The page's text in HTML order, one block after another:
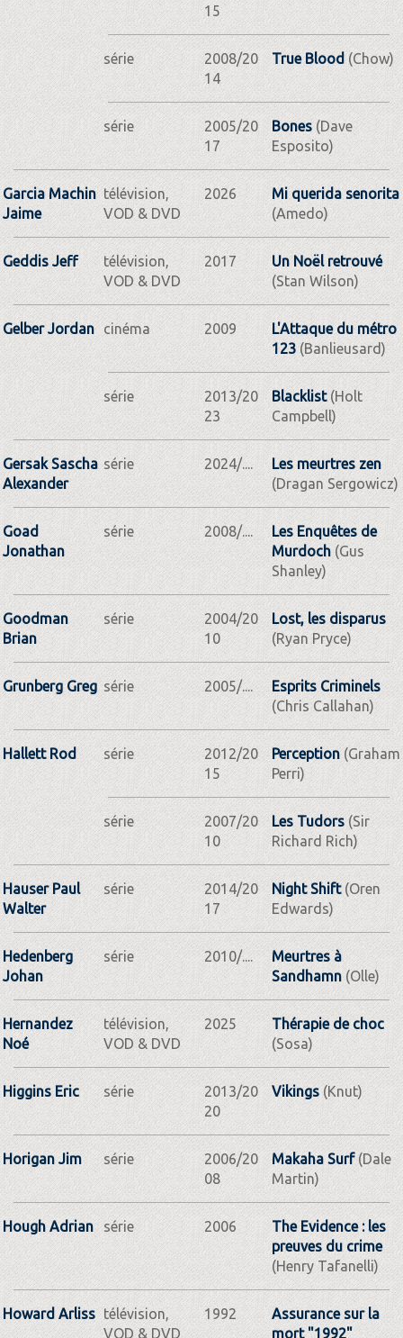
15
série
2008/20
14
True Blood (Chow)
série
2005/20
17
Bones(Dave
Esposito)
Garcia Machin
Jaime
télévision,
VOD & DVD
2026
Mi querida senorita
(Amedo)
Geddis Jeff
télévision,
VOD & DVD
2017
Un Noël retrouvé
(Stan Wilson)
Gelber Jordan cinéma 2009
L'Attaque du métro
123(Banlieusard)
série
2013/20
23
Blacklist(Holt
Campbell)
Gersak Sascha
Alexander
série 2024/....
Les meurtres zen
(Dragan Sergowicz)
Goad
Jonathan
série 2008/....
Les Enquêtes de
Murdoch(Gus
Shanley)
Goodman
Brian
série
2004/20
10
Lost, les disparus
(Ryan Pryce)
Grunberg Greg série 2005/....
Esprits Criminels
(Chris Callahan)
Hallett Rod série
2012/20
15
Perception(Graham
Perri)
série
2007/20
10
Les Tudors(Sir
Richard Rich)
Hauser Paul
Walter
série
2014/20
17
Night Shift(Oren
Edwards)
Hedenberg
Johan
série 2010/....
Meurtres à
Sandhamn(Olle)
Hernandez
Noé
télévision,
VOD & DVD
2025
Thérapie de choc
(Sosa)
Higgins Eric série
2013/20
20
Vikings(Knut)
Horigan Jim série
2006/20
08
Makaha Surf(Dale
Martin)
Hough Adrian série 2006
The Evidence : les
preuves du crime
(Henry Tafanelli)
Howard Arliss télévision,
VOD & DVD
1992
Assurance sur la
mort "1992"